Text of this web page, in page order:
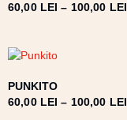
60,00 LEI – 100,00 LEI
PUNKITO
60,00 LEI – 100,00 LEI